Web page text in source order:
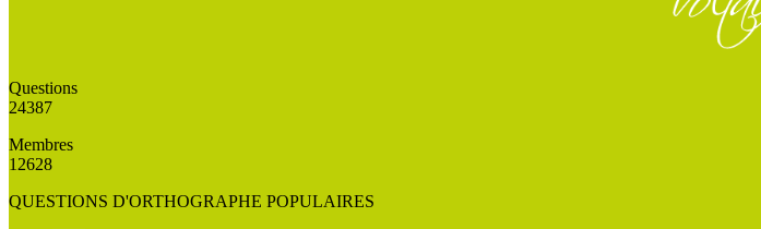
Questions
24387
Membres
12628
QUESTIONS D'ORTHOGRAPHE POPULAIRES